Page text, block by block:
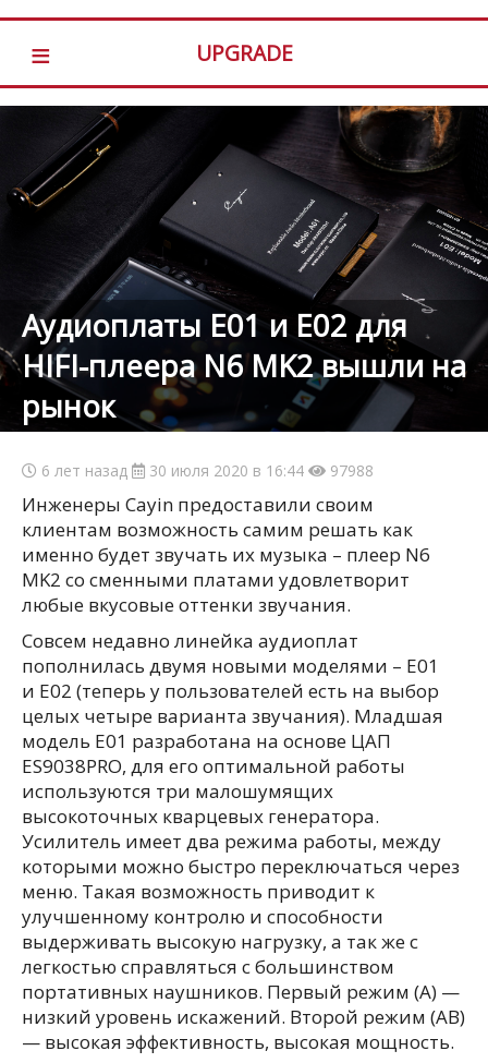
≡ UPGRADE
Аудиоплаты E01 и E02 для
HIFI-плеера N6 MK2 вышли на
рынок
6 лет назад 30 июля 2020 в 16:44 97988
Инженеры Cayin предоставили своим
клиентам возможность самим решать как
именно будет звучать их музыка – плеер N6
MK2 со сменными платами удовлетворит
любые вкусовые оттенки звучания.
Совсем недавно линейка аудиоплат
пополнилась двумя новыми моделями – E01
и E02 (теперь у пользователей есть на выбор
целых четыре варианта звучания). Младшая
модель Е01 разработана на основе ЦАП
ES9038PRO, для его оптимальной работы
используются три малошумящих
высокоточных кварцевых генератора.
Усилитель имеет два режима работы, между
которыми можно быстро переключаться через
меню. Такая возможность приводит к
улучшенному контролю и способности
выдерживать высокую нагрузку, а так же с
легкостью справляться с большинством
портативных наушников. Первый режим (А) —
низкий уровень искажений. Второй режим (АВ)
— высокая эффективность, высокая мощность.